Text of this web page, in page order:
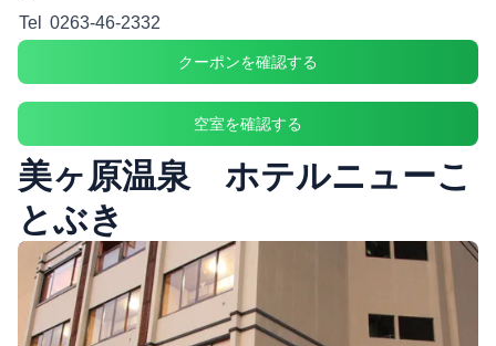
Tel 0263-46-2332
クーポンを確認する
空室を確認する
美ヶ原温泉 ホテルニューこ
とぶき